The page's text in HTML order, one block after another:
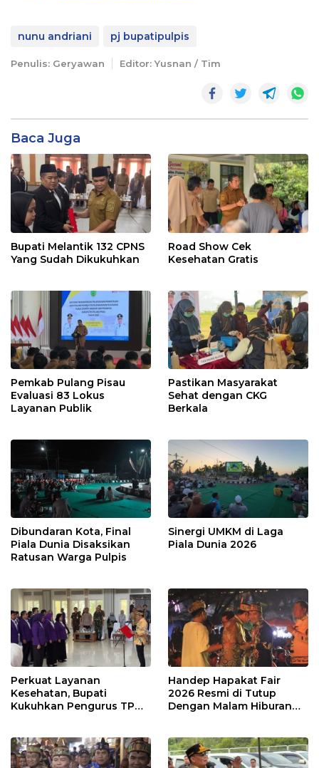
nunu andriani pj bupatipulpis
Penulis: Geryawan Editor: Yusnan / Tim
Baca Juga
Bupati Melantik 132 CPNS
Yang Sudah Dikukuhkan
Road Show Cek
Kesehatan Gratis
Pemkab Pulang Pisau
Evaluasi 83 Lokus
Layanan Publik
Pastikan Masyarakat
Sehat dengan CKG
Berkala
Dibundaran Kota, Final
Piala Dunia Disaksikan
Ratusan Warga Pulpis
Sinergi UMKM di Laga
Piala Dunia 2026
Perkuat Layanan
Kesehatan, Bupati
Kukuhkan Pengurus TP
Handep Hapakat Fair
2026 Resmi di Tutup
Dengan Malam Hiburan